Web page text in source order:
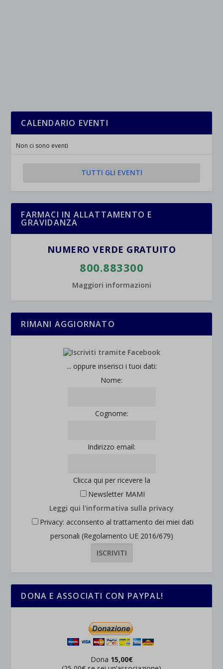
CALENDARIO EVENTI
Non ci sono eventi
TUTTI GLI EVENTI
FARMACI IN ALLATTAMENTO E
GRAVIDANZA
NUMERO VERDE GRATUITO
800.883300
Maggiori informazioni
RIMANI AGGIORNATO
... oppure inserisci i tuoi dati:
Nome:
Cognome:
Indirizzo email:
Clicca qui per ricevere la
Newsletter MAMI
Leggi qui l'informativa sulla privacy
Privacy: acconsento al trattamento dei miei dati
personali (Regolamento UE 2016/679)
DONA E ASSOCIATI CON PAYPAL!
Dona 15,00€